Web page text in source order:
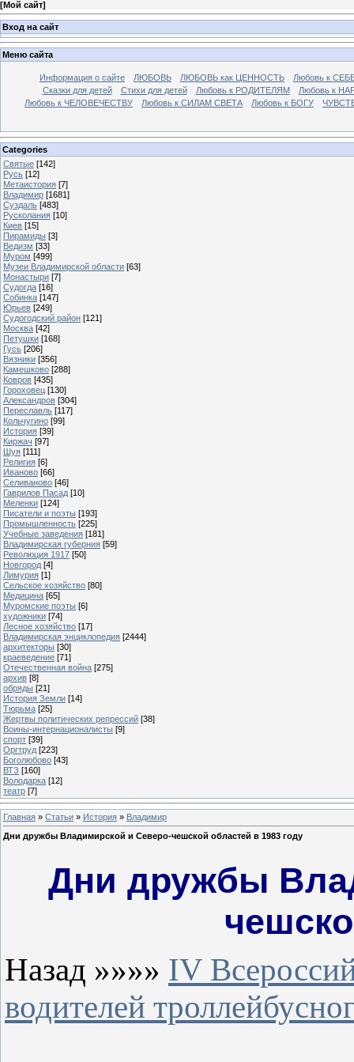
[Мой сайт]
Вход на сайт
Меню сайта
Информация о сайте ЛЮБОВЬ ЛЮБОВЬ как ЦЕННОСТЬ
Любовь к
Сказки для детей
Стихи для детей Любовь к РОДИТЕЛЯМ
Любовь к
Любовь к ЧЕЛОВЕЧЕСТВУ
Любовь к СИЛАМ СВЕТА Любовь к БОГУ
Categories
Святые [142]
Русь [12]
Метаистория [7]
Владимир [1681]
Суздаль [483]
Русколания [10]
Киев [15]
Пирамиды [3]
Ведизм [33]
Муром [499]
Музеи Владимирской области [63]
Монастыри [7]
Судогда [16]
Собинка [147]
Юрьев [249]
Судогодский район [121]
Москва [42]
Петушки [168]
Гусь [206]
Вязники [356]
Камешково [288]
Ковров [435]
Гороховец [130]
Александров [304]
Переславль [117]
Кольчугино [99]
История [39]
Киржач [97]
Шуя [111]
Религия [6]
Иваново [66]
Селиваново [46]
Гаврилов Пасад [10]
Меленки [124]
Писатели и поэты [193]
Промышленность [225]
Учебные заведения [181]
Владимирская губерния [59]
Революция 1917 [50]
Новгород [4]
Лимурия [1]
Сельское хозяйство [80]
Медицина [65]
Муромские поэты [6]
художники [74]
Лесное хозяйство [17]
Владимирская энциклопедия [2444]
архитекторы [30]
краеведение [71]
Отечественная война [275]
архив [8]
обряды [21]
История Земли [14]
Тюрьма [25]
Жертвы политических репрессий [38]
Воины-интернационалисты [9]
спорт [39]
Оргтруд [223]
Боголюбово [43]
ВТЗ [160]
Володарка [12]
театр [7]
Главная » Статьи » История » Владимир
Дни дружбы Владимирской и Северо-чешской областей в 1983 году
Дни дружбы
Назад »»»» IV
водителей